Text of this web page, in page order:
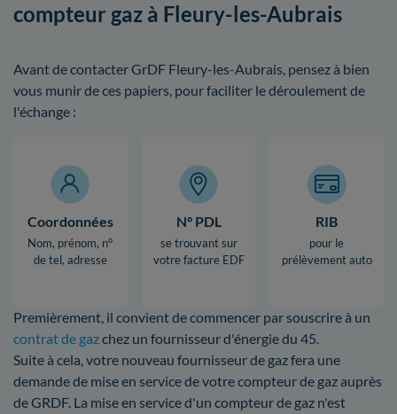
compteur gaz à Fleury-les-Aubrais
Avant de contacter GrDF Fleury-les-Aubrais, pensez à bien
vous munir de ces papiers, pour faciliter le déroulement de
l'échange :
Coordonnées
Nom, prénom, n°
de tel, adresse
N° PDL
se trouvant sur
votre facture EDF
RIB
pour le
prélèvement auto
Premièrement, il convient de commencer par souscrire à un
contrat de gazchez un fournisseur d'énergie du 45.
Suite à cela, votre nouveau fournisseur de gaz fera une
demande de mise en service de votre compteur de gaz auprès
de GRDF. La mise en service d'un compteur de gaz n'est